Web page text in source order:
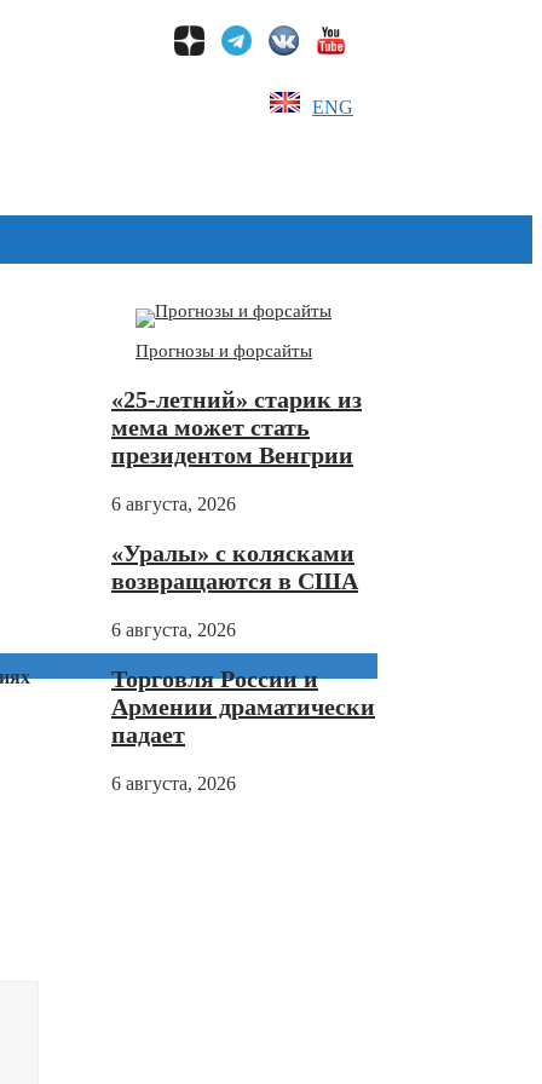
ENG
Прогнозы и форсайты
«25-летний» старик из
мема может стать
президентом Венгрии
6 августа, 2026
«Уралы» с колясками
возвращаются в США
6 августа, 2026
Торговля России и
Армении драматически
падает
6 августа, 2026